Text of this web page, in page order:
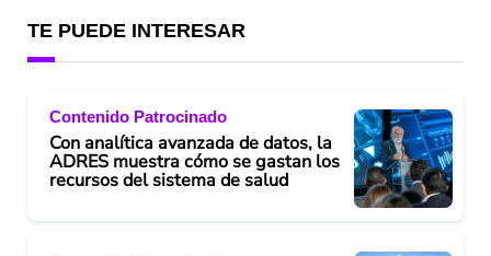
TE PUEDE INTERESAR
Contenido Patrocinado
Con analítica avanzada de datos, la
ADRES muestra cómo se gastan los
recursos del sistema de salud